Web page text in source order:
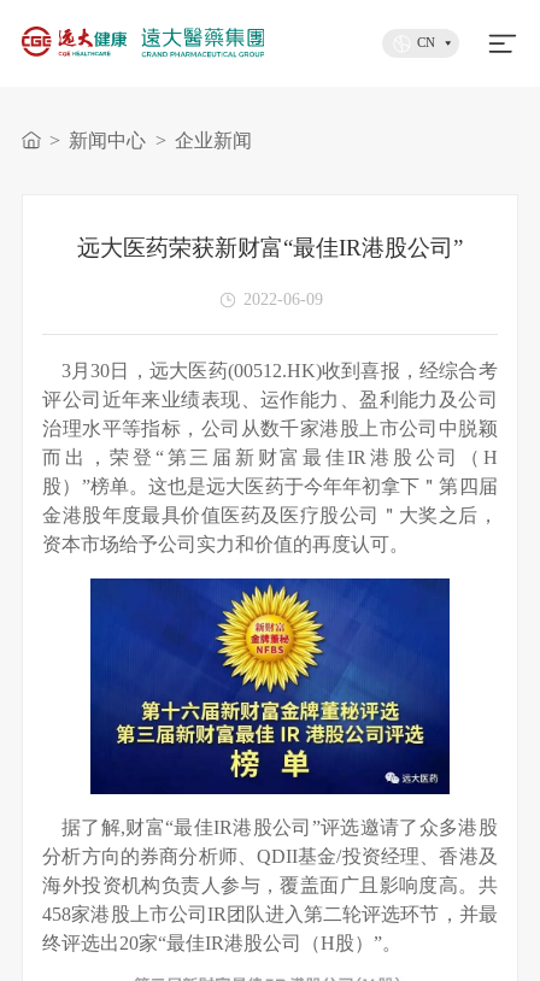
CN
> 新闻中心 > 企业新闻
远大医药荣获新财富“最佳IR港股公司”
2022-06-09
3月30日，远大医药(00512.HK)收到喜报，经综合考
评公司近年来业绩表现、运作能力、盈利能力及公司
治理水平等指标，公司从数千家港股上市公司中脱颖
而出，荣登“第三届新财富最佳IR港股公司（H
股）”榜单。这也是远大医药于今年年初拿下＂第四届
金港股年度最具价值医药及医疗股公司＂大奖之后，
资本市场给予公司实力和价值的再度认可。
据了解,财富“最佳IR港股公司”评选邀请了众多港股
分析方向的券商分析师、QDII基金/投资经理、香港及
海外投资机构负责人参与，覆盖面广且影响度高。共
458家港股上市公司IR团队进入第二轮评选环节，并最
终评选出20家“最佳IR港股公司（H股）”。